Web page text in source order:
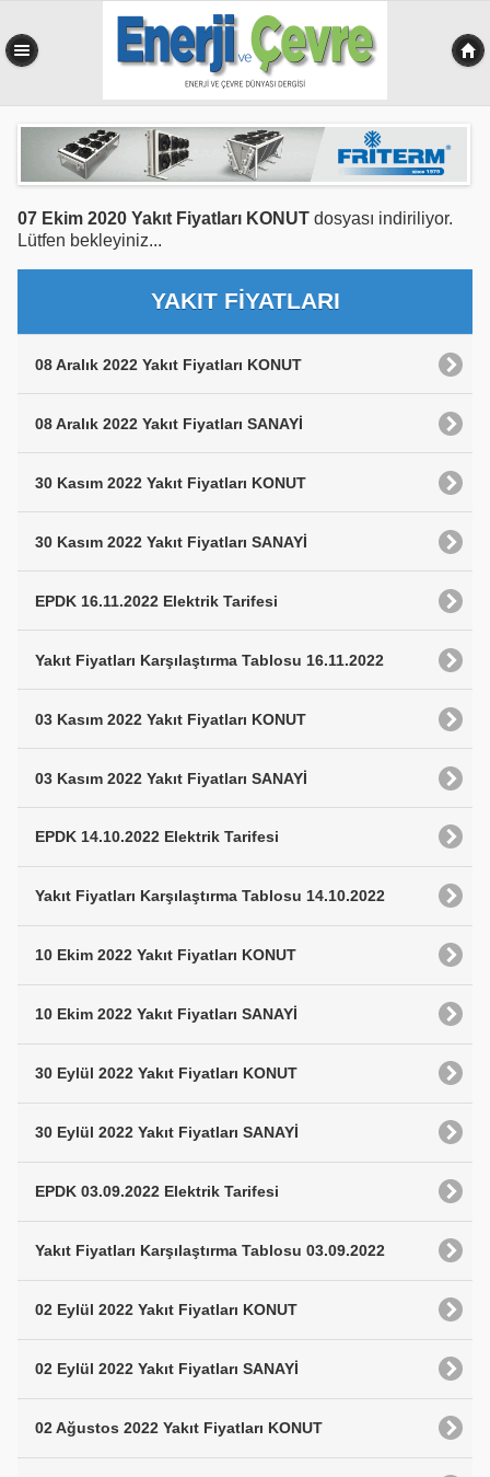
07 Ekim 2020 Yakıt Fiyatları KONUT dosyası indiriliyor.
Lütfen bekleyiniz...
YAKIT FİYATLARI
08 Aralık 2022 Yakıt Fiyatları KONUT
08 Aralık 2022 Yakıt Fiyatları SANAYİ
30 Kasım 2022 Yakıt Fiyatları KONUT
30 Kasım 2022 Yakıt Fiyatları SANAYİ
EPDK 16.11.2022 Elektrik Tarifesi
Yakıt Fiyatları Karşılaştırma Tablosu 16.11.2022
03 Kasım 2022 Yakıt Fiyatları KONUT
03 Kasım 2022 Yakıt Fiyatları SANAYİ
EPDK 14.10.2022 Elektrik Tarifesi
Yakıt Fiyatları Karşılaştırma Tablosu 14.10.2022
10 Ekim 2022 Yakıt Fiyatları KONUT
10 Ekim 2022 Yakıt Fiyatları SANAYİ
30 Eylül 2022 Yakıt Fiyatları KONUT
30 Eylül 2022 Yakıt Fiyatları SANAYİ
EPDK 03.09.2022 Elektrik Tarifesi
Yakıt Fiyatları Karşılaştırma Tablosu 03.09.2022
02 Eylül 2022 Yakıt Fiyatları KONUT
02 Eylül 2022 Yakıt Fiyatları SANAYİ
02 Ağustos 2022 Yakıt Fiyatları KONUT
0,160 sn